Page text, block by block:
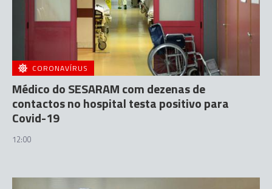
CORONAVÍRUS
Médico do SESARAM com dezenas de
contactos no hospital testa positivo para
Covid-19
12:00